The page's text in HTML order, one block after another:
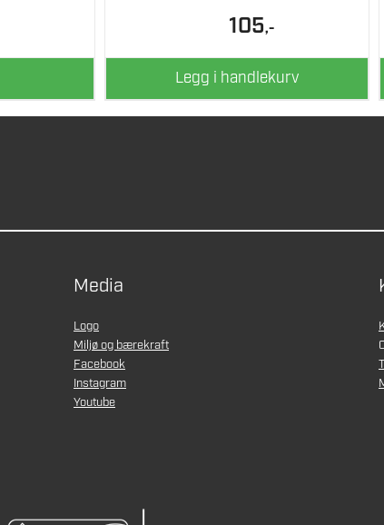
105,-
Legg i handlekurv
Media
Logo
Miljø og bærekraft
Facebook
Instagram
Youtube